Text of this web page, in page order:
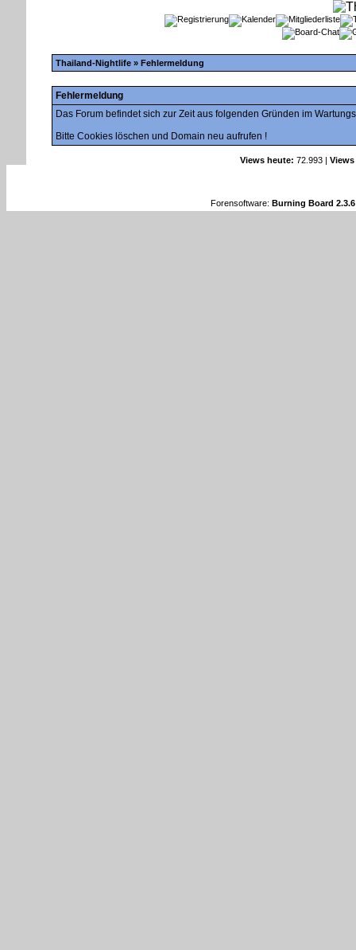
Thailand-Nightlife » Fehlermeldung
Fehlermeldung
Das Forum befindet sich zur Zeit aus folgenden Gründen im
Bitte Cookies löschen und Domain neu aufrufen !
Views heute: 72.993 |
Forensoftware: Burning Board 2.3.6